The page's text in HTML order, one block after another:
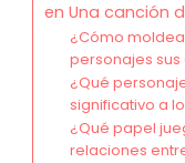
en Una canción
¿Cómo
personajes
¿Qué
significativo a
¿Qué papel
relaciones